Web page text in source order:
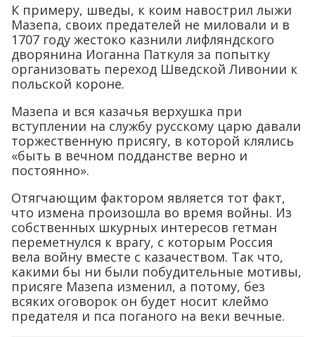
К примеру, шведы, к коим навострил лыжи
Мазепа, своих предателей не миловали и в
1707 году жестоко казнили лифляндского
дворянина Иоганна Паткуля за попытку
организовать переход Шведской Ливонии к
польской короне.
Мазепа и вся казачья верхушка при
вступлении на службу русскому царю давали
торжественную присягу, в которой клялись
«быть в вечном подданстве верно и
постоянно».
Отягчающим фактором является тот факт,
что измена произошла во время войны. Из
собственных шкурных интересов гетман
переметнулся к врагу, с которым Россия
вела войну вместе с казачеством. Так что,
какими бы ни были побудительные мотивы,
присяге Мазепа изменил, а потому, без
всяких оговорок он будет носит клеймо
предателя и пса поганого на веки вечные.